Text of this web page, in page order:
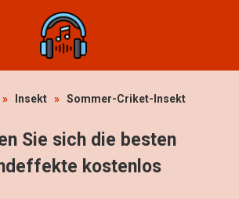
» Insekt » Sommer-Criket-Insekt
Sie sich die besten
kostenlos